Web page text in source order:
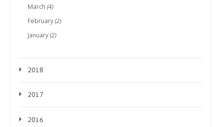
March (4)
February(2)
January(2)
2018
2017
2016